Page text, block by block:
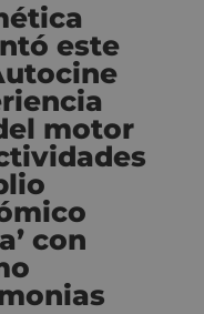
este
motor
con